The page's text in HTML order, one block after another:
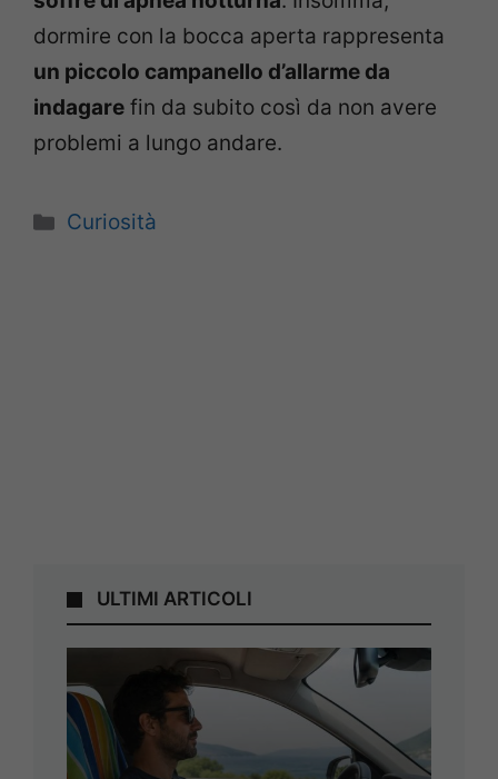
dormire con la bocca aperta rappresenta
un piccolo campanello d’allarme da
indagare fin da subito così da non avere
problemi a lungo andare.
Categorie
Curiosità
ULTIMI ARTICOLI